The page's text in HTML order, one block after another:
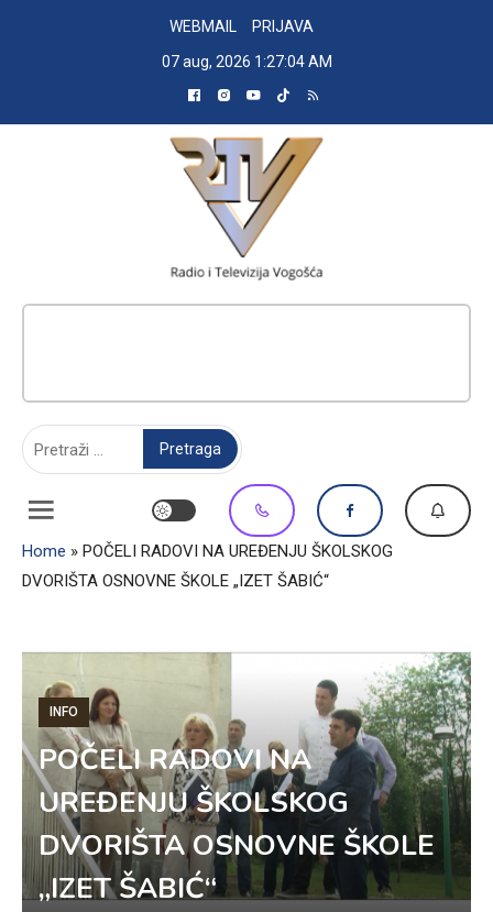
WEBMAIL
PRIJAVA
07 aug, 2026 1:27:05 AM
Home » POČELI RADOVI NA UREĐENJU ŠKOLSKOG
DVORIŠTA OSNOVNE ŠKOLE „IZET ŠABIĆ“
INFO
POČELI RADOVI NA
UREĐENJU ŠKOLSKOG
DVORIŠTA OSNOVNE ŠKOLE
„IZET ŠABIĆ“